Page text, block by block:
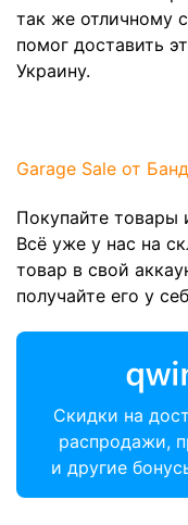
так же отличному
помог доставить
Украину.
Garage Sale от
Покупайте
Всё уже у нас на
товар в свой
получайте его у
Скидки на
распродажи,
и другие